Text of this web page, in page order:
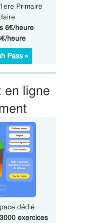
Primaire
6€/heure
heure
Pass »
en ligne
dédié
exercices